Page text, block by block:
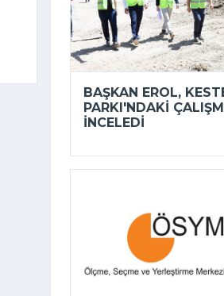
BAŞKAN EROL,
PARKI'NDAKI
INCELEDI